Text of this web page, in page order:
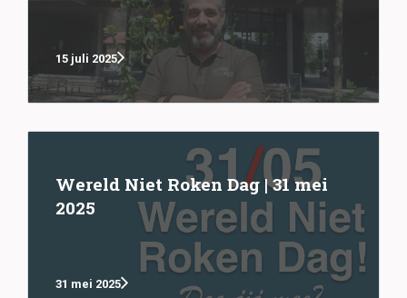
15 juli 2025
Wereld Niet Roken Dag | 31 mei
2025
31 mei 2025